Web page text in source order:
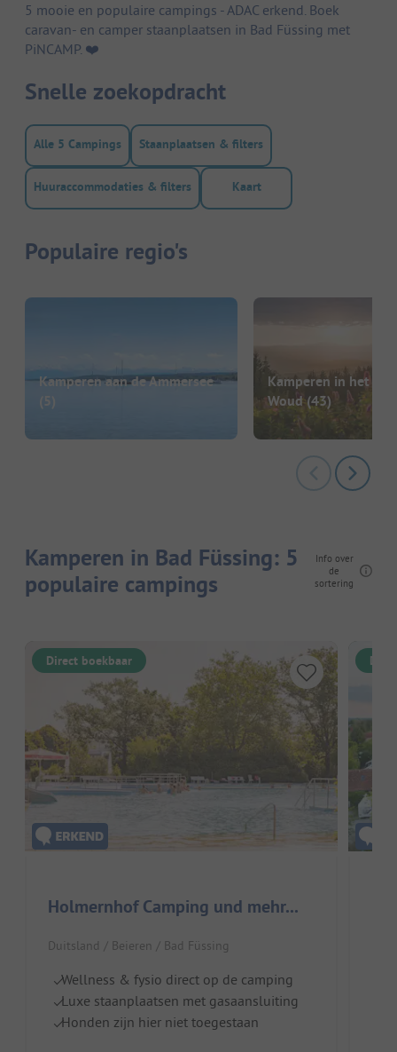
5 mooie en populaire campings - ADAC erkend. Boek
caravan- en camper staanplaatsen in Bad Füssing met
PiNCAMP. ❤️️
Snelle zoekopdracht
Alle 5 Campings Staanplaatsen & filters
Huuraccommodaties & filters Kaart
Populaire regio's
Kamperen aan de Ammersee
(5)
Kamperen in het
Woud (43)
Kamperen in Bad Füssing: 5
populaire campings
Info over
de
sortering
Direct boekbaar
Holmernhof Camping und mehr...
Duitsland / Beieren / Bad Füssing
Wellness & fysio direct op de camping
Luxe staanplaatsen met gasaansluiting
Honden zijn hier niet toegestaan